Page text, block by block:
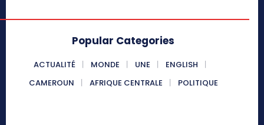
Popular Categories
ACTUALITÉ MONDE UNE
ENGLISH
CAMEROUN
AFRIQUE CENTRALE POLITIQUE